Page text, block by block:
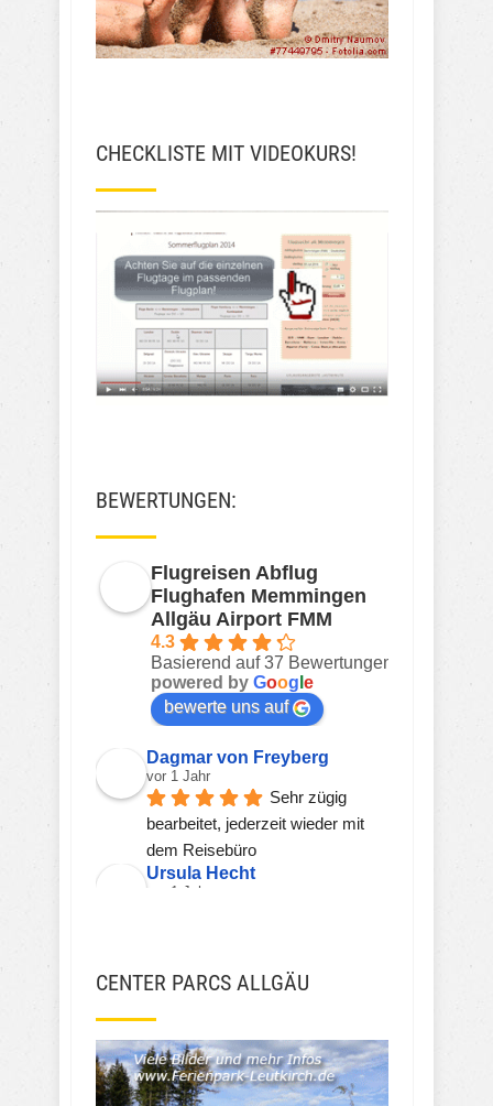
CHECKLISTE MIT VIDEOKURS!
BEWERTUNGEN:
Flugreisen Abflug
Flughafen Memmingen
Allgäu Airport FMM
4.3
Basierend auf 37 Bewertungen
powered by Goog e
bewerte uns auf
Dagmar von Freyberg
vor 1 Jahr
Sehr zügig
bearbeitet, jederzeit wieder mit
dem Reisebüro
Ursula Hecht
vor 1 Jahr
Sehr gerne wieder!!!
Viorel Stanciu
JSH JSH
vor 3 Jahren
CENTER PARCS ALLGÄU